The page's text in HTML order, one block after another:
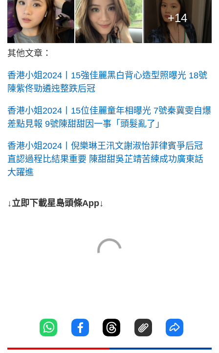
+14
其他文章：
香港小姐2024丨15強佳麗黑白背心造型照曝光 18號
陳紫佟勁遴迍整跌后冠
香港小姐2024丨15位佳麗童年相曝光 7號秦冀雯自爆
差點見報 9號陳甜甜因一事「頭髮亂了」
香港小姐2024丨倪樂琳王汛文謝淑怡菲律賓爭后冠
直認過程比結果重要 陳甜甜吳芷靖苦練成功廣東話
大躍進
↓立即下載星島頭條App↓